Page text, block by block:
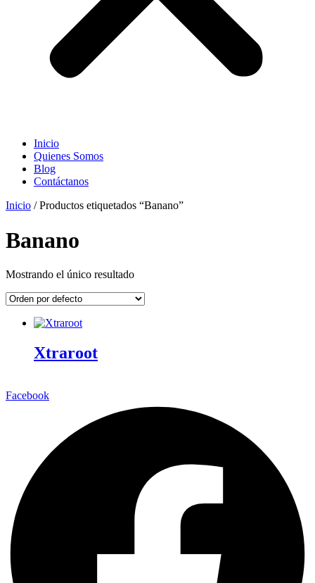
Inicio
Quienes Somos
Blog
Contáctanos
Inicio / Productos etiquetados “Banano”
Banano
Mostrando el único resultado
Xtraroot
Facebook